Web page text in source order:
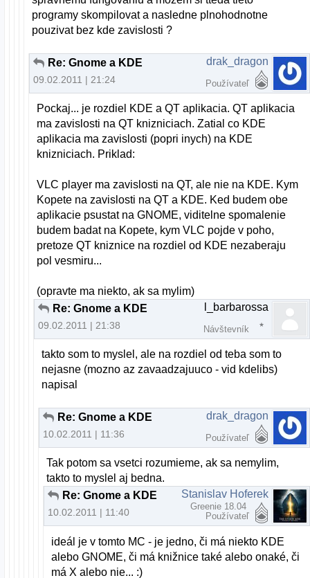
programy skompilovat a nasledne plnohodnotne
pouzivat bez kde zavislosti ?
Re: Gnome a KDE
09.02.2011 | 21:24
drak_dragon
Používateľ
Pockaj... je rozdiel KDE a QT aplikacia. QT aplikacia
ma zavislosti na QT knizniciach. Zatial co KDE
aplikacia ma zavislosti (popri inych) na KDE
knizniciach. Priklad:
VLC player ma zavislosti na QT, ale nie na KDE. Kym
Kopete na zavislosti na QT a KDE. Ked budem obe
aplikacie psustat na GNOME, viditelne spomalenie
budem badat na Kopete, kym VLC pojde v poho,
pretoze QT kniznice na rozdiel od KDE nezaberaju
pol vesmiru...
(opravte ma niekto, ak sa mylim)
Re: Gnome a KDE
09.02.2011 | 21:38
l_barbarossa
Návštevník
takto som to myslel, ale na rozdiel od teba som to
nejasne (mozno az zavaadzajuuco - vid kdelibs)
napisal
Re: Gnome a KDE
10.02.2011 | 11:36
drak_dragon
Používateľ
Tak potom sa vsetci rozumieme, ak sa nemylim,
takto to myslel aj bedna.
Re: Gnome a KDE
10.02.2011 | 11:40
Stanislav Hoferek
Greenie 18.04
Používateľ
ideál je v tomto MC - je jedno, či má niekto KDE
alebo GNOME, či má knižnice také alebo onaké, či
má X alebo nie... :)